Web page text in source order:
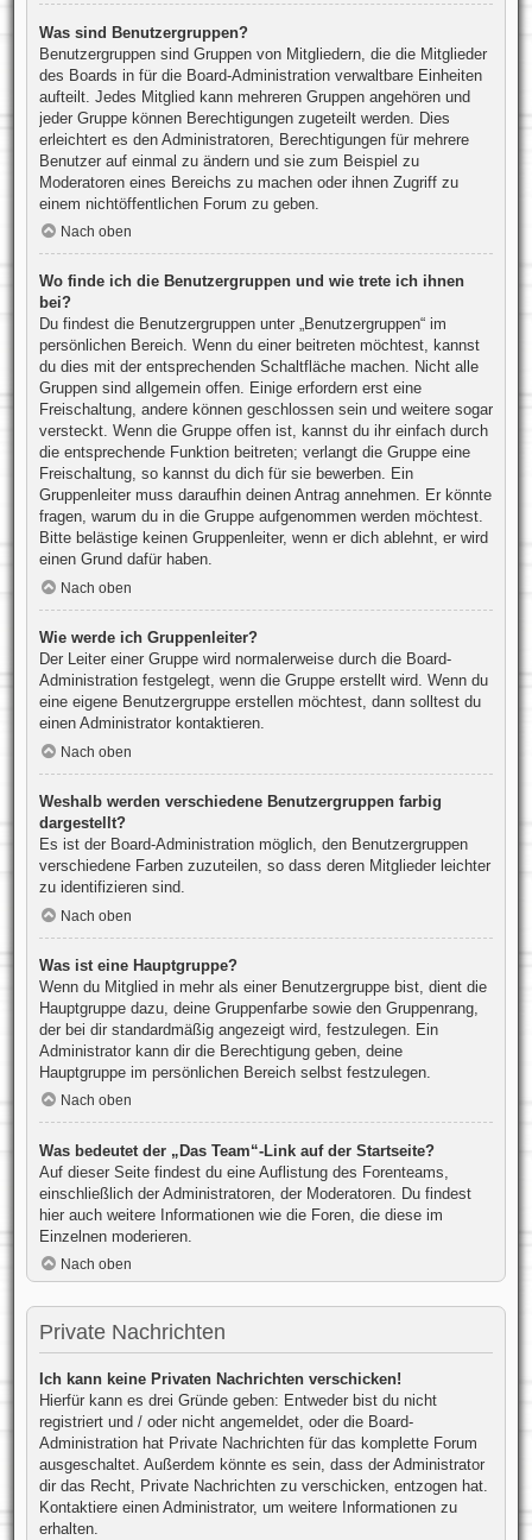
Was sind Benutzergruppen?
Benutzergruppen sind Gruppen von Mitgliedern, die die Mitglieder
des Boards in für die Board-Administration verwaltbare Einheiten
aufteilt. Jedes Mitglied kann mehreren Gruppen angehören und
jeder Gruppe können Berechtigungen zugeteilt werden. Dies
erleichtert es den Administratoren, Berechtigungen für mehrere
Benutzer auf einmal zu ändern und sie zum Beispiel zu
Moderatoren eines Bereichs zu machen oder ihnen Zugriff zu
einem nichtöffentlichen Forum zu geben.
Nach oben
Wo finde ich die Benutzergruppen und wie trete ich ihnen
bei?
Du findest die Benutzergruppen unter „Benutzergruppen“ im
persönlichen Bereich. Wenn du einer beitreten möchtest, kannst
du dies mit der entsprechenden Schaltfläche machen. Nicht alle
Gruppen sind allgemein offen. Einige erfordern erst eine
Freischaltung, andere können geschlossen sein und weitere sogar
versteckt. Wenn die Gruppe offen ist, kannst du ihr einfach durch
die entsprechende Funktion beitreten; verlangt die Gruppe eine
Freischaltung, so kannst du dich für sie bewerben. Ein
Gruppenleiter muss daraufhin deinen Antrag annehmen. Er könnte
fragen, warum du in die Gruppe aufgenommen werden möchtest.
Bitte belästige keinen Gruppenleiter, wenn er dich ablehnt, er wird
einen Grund dafür haben.
Nach oben
Wie werde ich Gruppenleiter?
Der Leiter einer Gruppe wird normalerweise durch die Board-
Administration festgelegt, wenn die Gruppe erstellt wird. Wenn du
eine eigene Benutzergruppe erstellen möchtest, dann solltest du
einen Administrator kontaktieren.
Nach oben
Weshalb werden verschiedene Benutzergruppen farbig
dargestellt?
Es ist der Board-Administration möglich, den Benutzergruppen
verschiedene Farben zuzuteilen, so dass deren Mitglieder leichter
zu identifizieren sind.
Nach oben
Was ist eine Hauptgruppe?
Wenn du Mitglied in mehr als einer Benutzergruppe bist, dient die
Hauptgruppe dazu, deine Gruppenfarbe sowie den Gruppenrang,
der bei dir standardmäßig angezeigt wird, festzulegen. Ein
Administrator kann dir die Berechtigung geben, deine
Hauptgruppe im persönlichen Bereich selbst festzulegen.
Nach oben
Was bedeutet der „Das Team“-Link auf der Startseite?
Auf dieser Seite findest du eine Auflistung des Forenteams,
einschließlich der Administratoren, der Moderatoren. Du findest
hier auch weitere Informationen wie die Foren, die diese im
Einzelnen moderieren.
Nach oben
Private Nachrichten
Ich kann keine Privaten Nachrichten verschicken!
Hierfür kann es drei Gründe geben: Entweder bist du nicht
registriert und / oder nicht angemeldet, oder die Board-
Administration hat Private Nachrichten für das komplette Forum
ausgeschaltet. Außerdem könnte es sein, dass der Administrator
dir das Recht, Private Nachrichten zu verschicken, entzogen hat.
Kontaktiere einen Administrator, um weitere Informationen zu
erhalten.